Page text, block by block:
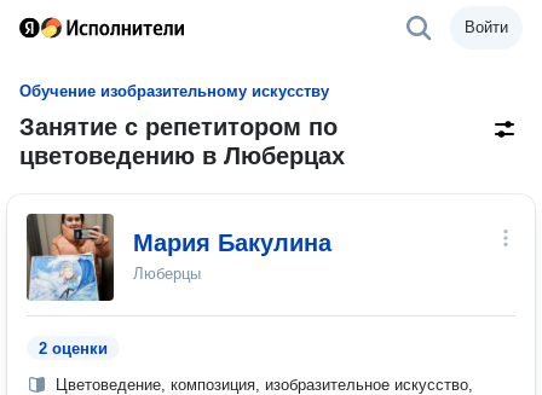
Войти
Обучение изобразительному искусству
Занятие с репетитором по
цветоведению в Люберцах
Мария Бакулина
Люберцы
2 оценки
Цветоведение, композиция, изобразительное искусство,